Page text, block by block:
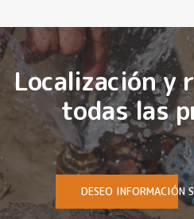
Localización y
todas las
DESEO INFORMACIÓN